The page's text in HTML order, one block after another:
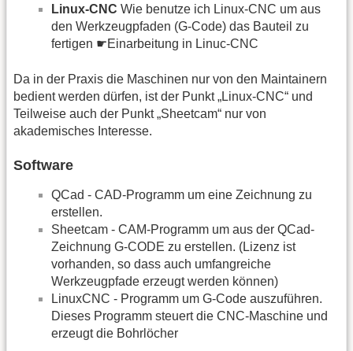
Linux-CNC Wie benutze ich Linux-CNC um aus
den Werkzeugpfaden (G-Code) das Bauteil zu
fertigen ☛Einarbeitung in Linuc-CNC
Da in der Praxis die Maschinen nur von den Maintainern
bedient werden dürfen, ist der Punkt „Linux-CNC“ und
Teilweise auch der Punkt „Sheetcam“ nur von
akademisches Interesse.
Software
QCad - CAD-Programm um eine Zeichnung zu
erstellen.
Sheetcam - CAM-Programm um aus der QCad-
Zeichnung G-CODE zu erstellen. (Lizenz ist
vorhanden, so dass auch umfangreiche
Werkzeugpfade erzeugt werden können)
LinuxCNC - Programm um G-Code auszuführen.
Dieses Programm steuert die CNC-Maschine und
erzeugt die Bohrlöcher